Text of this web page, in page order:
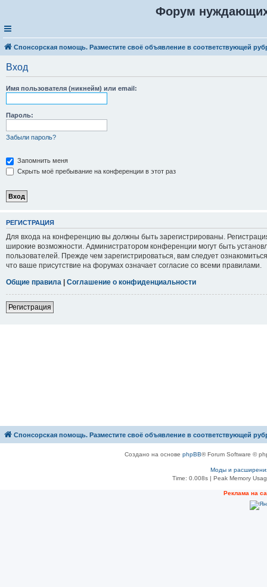
Форум
Спонсорская помощь. Разместите своё объявление в соответствующей
Вход
Имя пользователя (никнейм) или email:
Пароль:
Забыли пароль?
Запомнить меня
Скрыть моё пребывание на конференции в этот раз
РЕГИСТРАЦИЯ
Для входа на конференцию вы должны быть зарегистрированы.
широкие возможности. Администратором конференции могут быть
пользователей. Прежде чем зарегистрироваться, вам следует
что ваше присутствие на форумах означает согласие со всеми правилами.
Общие правила | Соглашение о конфиденциальности
Регистрация
Спонсорская помощь. Разместите своё объявление в соответствующей
Создано на основе phpBB® Forum Software ©
Моды и
Time: 0.008s| Peak Memory
Рeклама на